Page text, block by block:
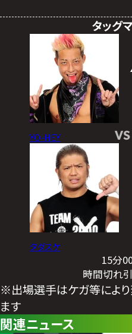
タッグ
YO-HEY
タダスケ
VS
15分
時間切れ
※出場選手はケガ等によ
ます
関連ニュース